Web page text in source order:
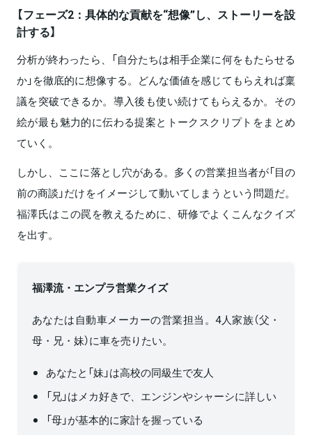
【フェーズ2：具体的な貢献を“想像”し、ストーリーを設
計する】
分析が終わったら、「自分たちは相手企業に何をもたらせる
か」を徹底的に想像する。どんな価値を感じてもらえれば稟
議を突破できるか。導入後も使い続けてもらえるか。その
絵が最も魅力的に伝わる提案とトークスクリプトをまとめ
ていく。
しかし、ここに落とし穴がある。多くの営業担当者が「目の
前の商談」だけをイメージして動いてしまうという問題だ。
福澤氏はこの罠を教えるために、研修でよくこんなクイズ
を出す。
福澤流・エンプラ営業クイズ
あなたは自動車メーカーの営業担当。4人家族（父・
母・兄・妹）に車を売りたい。
あなたと「妹」は高校の同級生で友人
「兄」はメカ好きで、エンジンやシャーシに詳しい
「母」が基本的に家計を握っている